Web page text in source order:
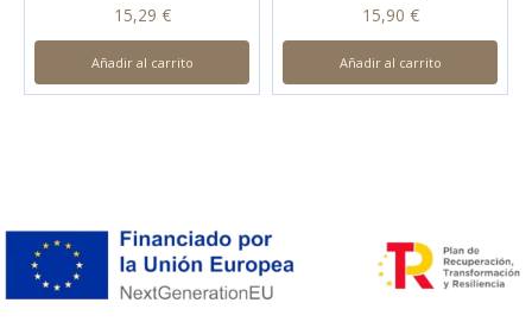
15,29 €
Añadir al carrito
15,90 €
Añadir al carrito